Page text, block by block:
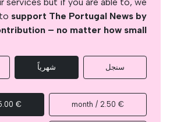
support The Portugal News by
– no matter how small
سنجل شهرياً
€ 2.50 / month
€ 5.00 / month